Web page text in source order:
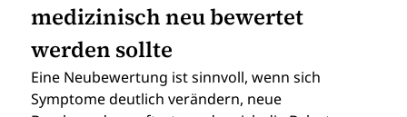
medizinisch neu bewertet
werden sollte
Eine Neubewertung ist sinnvoll, wenn sich
Symptome deutlich verändern, neue